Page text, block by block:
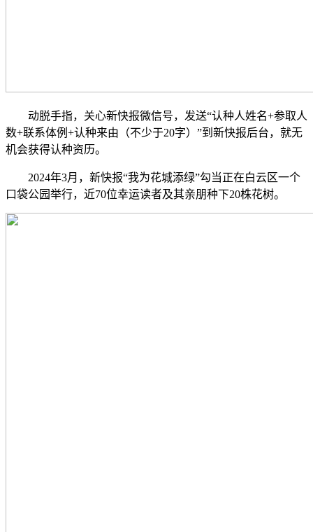
动脱手指，关心新快报微信号，发送“认种人姓名+参取人
数+联系体例+认种来由（不少于20字）”到新快报后台，就无
机会获得认种资历。
2024年3月，新快报“我为花城添绿”勾当正在白云区一个
口袋公园举行，近70位幸运读者及其亲朋种下20株花树。